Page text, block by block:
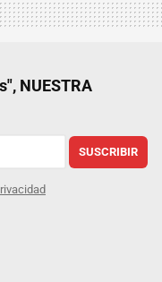
NUESTRA
SUSCRIBIR